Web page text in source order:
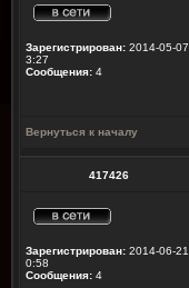
Зарегистрирован: 2014-05-07
3:27
Сообщения: 4
Вернуться к началу
417426
Зарегистрирован: 2014-06-21
0:58
Сообщения: 4